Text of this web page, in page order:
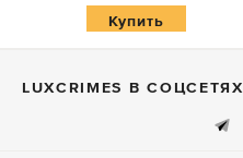
Купить
LUXСRIMES В СОЦСЕТЯХ